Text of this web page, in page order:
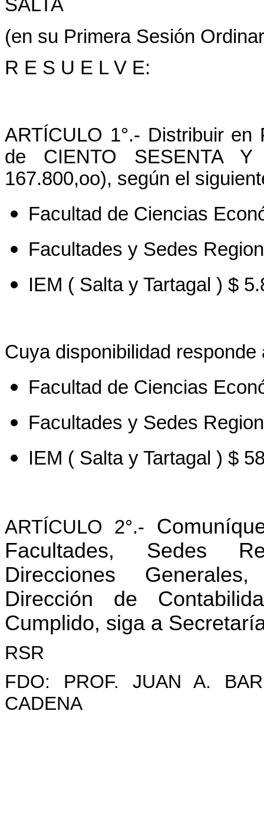
SALTA
(en su Primera Sesión
R E S U E L V E:
ARTÍCULO 1°.- Distribuir en
de CIENTO SESENTA
167.800,oo), según el
Facultad de Ciencias
Facultades y Sedes
IEM ( Salta y Tartagal ) $
Cuya disponibilidad responde
Facultad de Ciencias
Facultades y Sedes
IEM ( Salta y Tartagal ) $
ARTÍCULO 2°.-
Facultades, Sedes
Direcciones
Dirección de
Cumplido, siga a
RSR
FDO: PROF. JUAN A.
CADENA